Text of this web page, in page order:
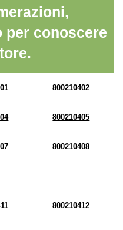
per conoscere
800210402
800210405
800210408
800210412